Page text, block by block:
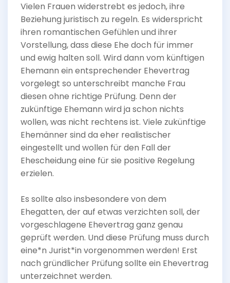
Vielen Frauen widerstrebt es jedoch, ihre
Beziehung juristisch zu regeln. Es widerspricht
ihren romantischen Gefühlen und ihrer
Vorstellung, dass diese Ehe doch für immer
und ewig halten soll. Wird dann vom künftigen
Ehemann ein entsprechender Ehevertrag
vorgelegt so unterschreibt manche Frau
diesen ohne richtige Prüfung. Denn der
zukünftige Ehemann wird ja schon nichts
wollen, was nicht rechtens ist. Viele zukünftige
Ehemänner sind da eher realistischer
eingestellt und wollen für den Fall der
Ehescheidung eine für sie positive Regelung
erzielen.
Es sollte also insbesondere von dem
Ehegatten, der auf etwas verzichten soll, der
vorgeschlagene Ehevertrag ganz genau
geprüft werden. Und diese Prüfung muss durch
eine*n Jurist*in vorgenommen werden! Erst
nach gründlicher Prüfung sollte ein Ehevertrag
unterzeichnet werden.